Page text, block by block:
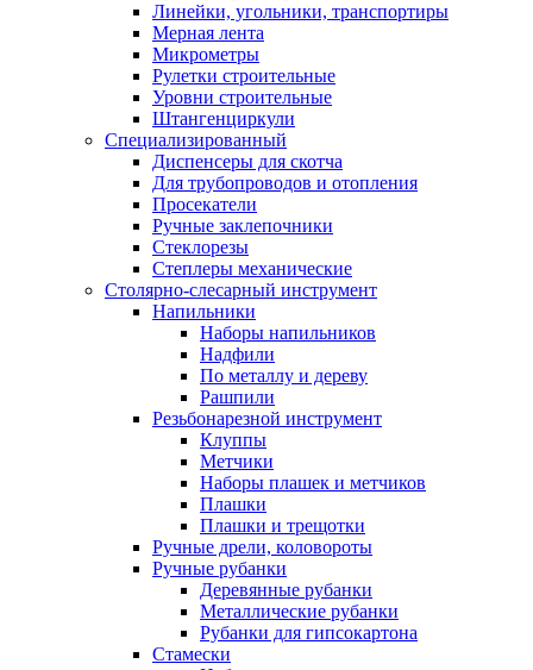
Линейки, угольники, транспортиры
Мерная лента
Микрометры
Рулетки строительные
Уровни строительные
Штангенциркули
Специализированный
Диспенсеры для скотча
Для трубопроводов и отопления
Просекатели
Ручные заклепочники
Стеклорезы
Степлеры механические
Столярно-слесарный инструмент
Напильники
Наборы напильников
Надфили
По металлу и дереву
Рашпили
Резьбонарезной инструмент
Клуппы
Метчики
Наборы плашек и метчиков
Плашки
Плашки и трещотки
Ручные дрели, коловороты
Ручные рубанки
Деревянные рубанки
Металлические рубанки
Рубанки для гипсокартона
Стамески